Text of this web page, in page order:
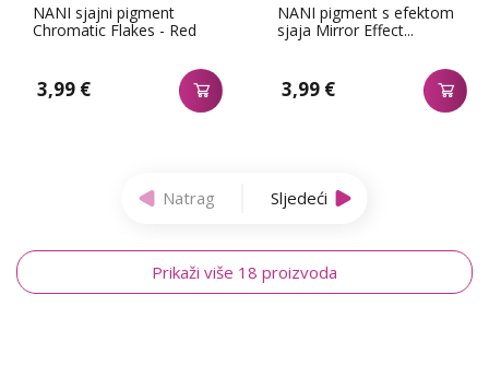
NANI sjajni pigment
Chromatic Flakes - Red
3,99 €
NANI pigment s efektom
sjaja Mirror Effect...
3,99 €
Natrag Sljedeći
Prikaži više 18 proizvoda